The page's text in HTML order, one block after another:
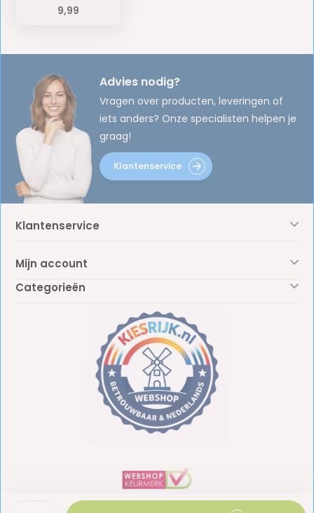
9,99
Advies nodig?
Vragen over producten, leveringen of
iets anders? Onze specialisten helpen je
graag!
Klantenservice
Klantenservice
Mijn account
Categorieën